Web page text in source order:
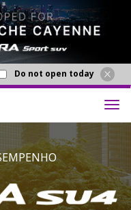
Do not open today